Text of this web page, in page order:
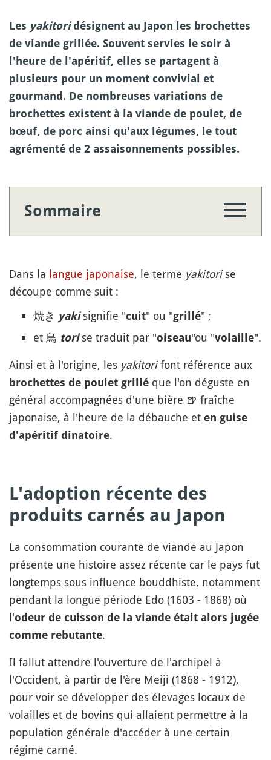
Les yakitoridésignent au Japon les brochettes
de viande grillée. Souvent servies le soir à
l'heure de l'apéritif, elles se partagent à
plusieurs pour un moment convivial et
gourmand. De nombreuses variations de
brochettes existent à la viande de poulet, de
bœuf, de porc ainsi qu'aux légumes, le tout
agrémenté de 2 assaisonnements possibles.
Sommaire
Dans la langue japonaise, le terme yakitorise
découpe comme suit :
焼き yakisignifie "cuit" ou "grillé" ;
et 鳥 torise traduit par "oiseau"ou "volaille".
Ainsi et à l'origine, les yakitorifont référence aux
brochettes de poulet grillé que l'on déguste en
général accompagnées d'une bière 🍺 fraîche
japonaise, à l'heure de la débauche et en guise
d'apéritif dinatoire.
L'adoption récente des
produits carnés au Japon
La consommation courante de viande au Japon
présente une histoire assez récente car le pays fut
longtemps sous influence bouddhiste, notamment
pendant la longue période Edo (1603 - 1868) où
l'odeur de cuisson de la viande était alors jugée
comme rebutante.
Il fallut attendre l'ouverture de l'archipel à
l'Occident, à partir de l'ère Meiji (1868 - 1912),
pour voir se développer des élevages locaux de
volailles et de bovins qui allaient permettre à la
population générale d'accéder à une certain
régime carné.